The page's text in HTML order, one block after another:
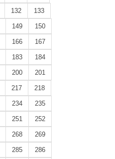
132 133
149 150
166 167
183 184
200 201
217 218
234 235
251 252
268 269
285 286